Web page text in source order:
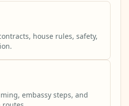
house rules, safety,
embassy steps, and